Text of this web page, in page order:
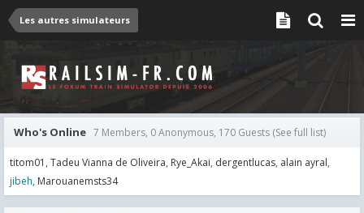
Les autres simulateurs
Who's Online 7 Members, 0 Anonymous, 170 Guests (See full list)
titom01 Tadeu Vianna de Oliveira Rye_Akai dergentlucas alain ayral
jibeh Marouanemsts34